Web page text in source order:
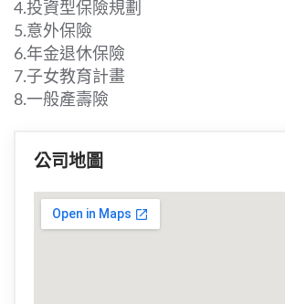
4.投資型保險規劃
5.意外保險
6.年金退休保險
7.子女教育計畫
8.一般產壽險
公司地圖